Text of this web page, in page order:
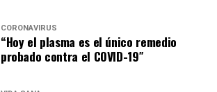
CORONAVIRUS
“Hoy el plasma es el único remedio
probado contra el COVID-19″